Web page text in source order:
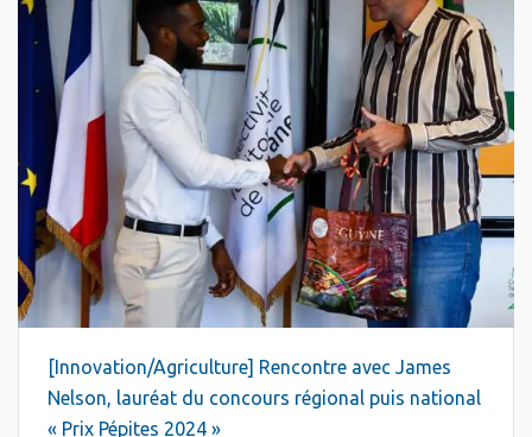
[Innovation/Agriculture] Rencontre avec James
Nelson, lauréat du concours régional puis national
« Prix Pépites 2024 »